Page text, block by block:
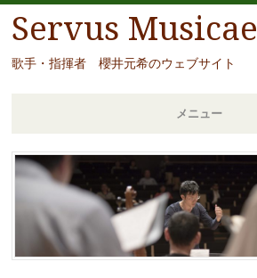
Servus Musicae
歌手・指揮者 櫻井元希のウェブサイト
メニュー
コ
ン
テ